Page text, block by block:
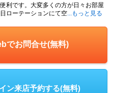
利です。大変多くの方が日々お部屋
ローテーションにて空 ...もっと見る
でお問合せ(無料)
ン来店予約する(無料)